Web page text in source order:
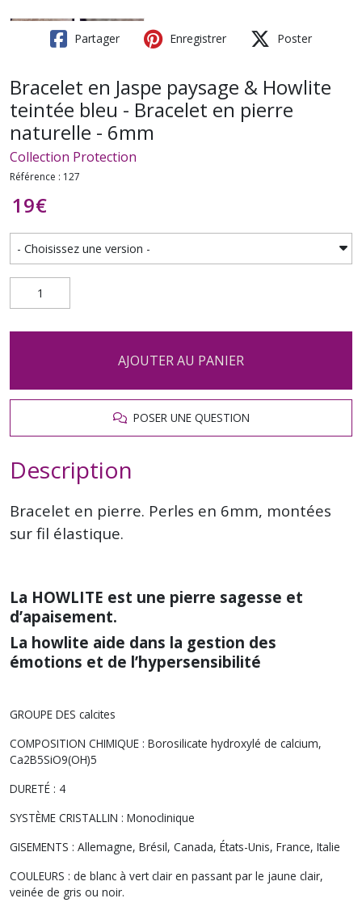
Partager Enregistrer Poster
Bracelet en Jaspe paysage & Howlite
teintée bleu - Bracelet en pierre
naturelle - 6mm
Collection Protection
Référence : 127
19€
AJOUTER AU PANIER
POSER UNE QUESTION
Description
Bracelet en pierre. Perles en 6mm, montées
sur fil élastique.
La HOWLITE est une pierre sagesse et
d’apaisement.
La howlite aide dans la gestion des
émotions et de l’hypersensibilité
GROUPE DES calcites
COMPOSITION CHIMIQUE : Borosilicate hydroxylé de calcium,
Ca2B5SiO9(OH)5
DURETÉ : 4
SYSTÈME CRISTALLIN : Monoclinique
GISEMENTS : Allemagne, Brésil, Canada, États-Unis, France, Italie
COULEURS : de blanc à vert clair en passant par le jaune clair,
veinée de gris ou noir.